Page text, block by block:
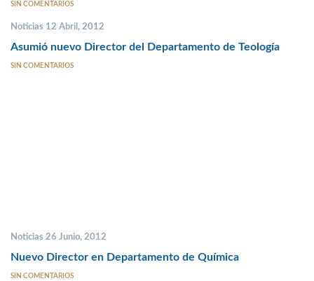
SIN COMENTARIOS
Noticias 12 Abril, 2012
Asumió nuevo Director del Departamento de Teología
SIN COMENTARIOS
Noticias 26 Junio, 2012
Nuevo Director en Departamento de Química
SIN COMENTARIOS